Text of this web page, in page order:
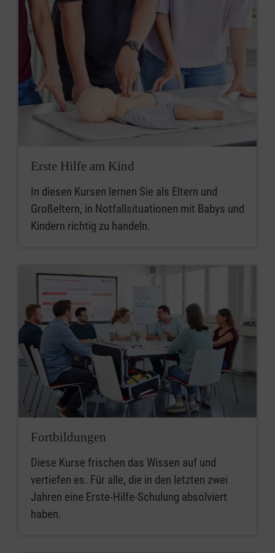
Erste Hilfe am Kind
In diesen Kursen lernen Sie als Eltern und
Großeltern, in Notfallsituationen mit Babys und
Kindern richtig zu handeln.
Fortbildungen
Diese Kurse frischen das Wissen auf und
vertiefen es. Für alle, die in den letzten zwei
Jahren eine Erste-Hilfe-Schulung absolviert
haben.